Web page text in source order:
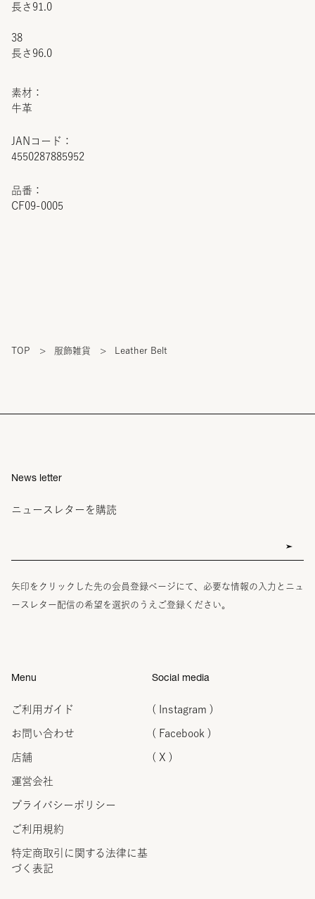
JANコード：
4550287885952
品番：
CF09-0005
長さ91.0
38
長さ96.0
素材：
牛革
TOP > 服飾雑貨 > Leather Belt
News letter
ニュースレターを購読
矢印をクリックした先の会員登録ページにて、必要な情報の入力とニュ
ースレター配信の希望を選択のうえご登録ください。
Menu
ご利用ガイド
お問い合わせ
店舗
運営会社
プライバシーポリシー
ご利用規約
特定商取引に関する法律に 基
づく表記
Social media
( Instagram )
( Facebook )
( X )